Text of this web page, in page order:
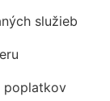
služieb
poplatkov